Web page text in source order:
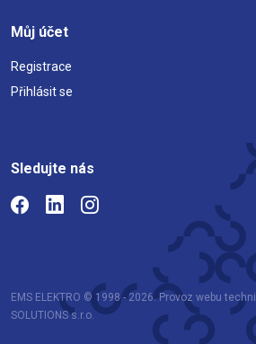
Můj účet
Registrace
Přihlásit se
Sledujte nás
EMS ELEKTRO © 1998 - 2026. Provoz webu
SOLUTIONS s.r.o.